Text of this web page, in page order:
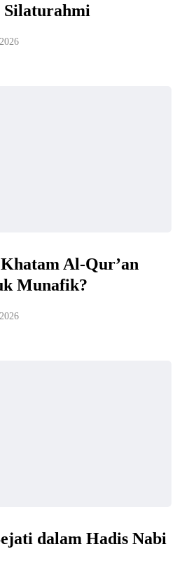
Silaturahmi
Al-Qur’an
Munafik?
dalam Hadis Nabi